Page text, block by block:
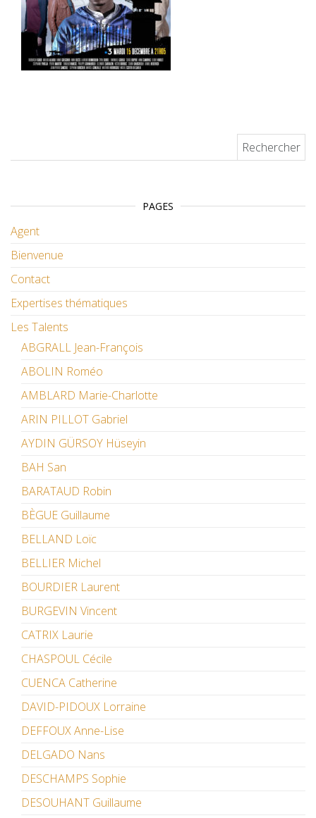
PAGES
Agent
Bienvenue
Contact
Expertises thématiques
Les Talents
ABGRALL Jean-François
ABOLIN Roméo
AMBLARD Marie-Charlotte
ARIN PILLOT Gabriel
AYDIN GÜRSOY Hüseyin
BAH San
BARATAUD Robin
BÈGUE Guillaume
BELLAND Loïc
BELLIER Michel
BOURDIER Laurent
BURGEVIN Vincent
CATRIX Laurie
CHASPOUL Cécile
CUENCA Catherine
DAVID-PIDOUX Lorraine
DEFFOUX Anne-Lise
DELGADO Nans
DESCHAMPS Sophie
DESOUHANT Guillaume